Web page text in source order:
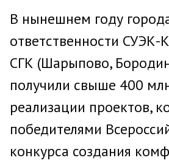
В нынешнем году
ответственности СУЭК-
СГК (Шарыпово,
получили свыше 400
реализации проектов,
победителями
конкурса создания